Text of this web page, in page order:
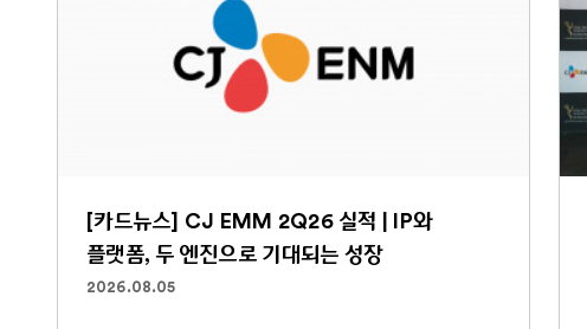
[카드뉴스] CJ EMM 2Q26 실적 | IP와
플랫폼, 두 엔진으로 기대되는 성장
2026.08.05